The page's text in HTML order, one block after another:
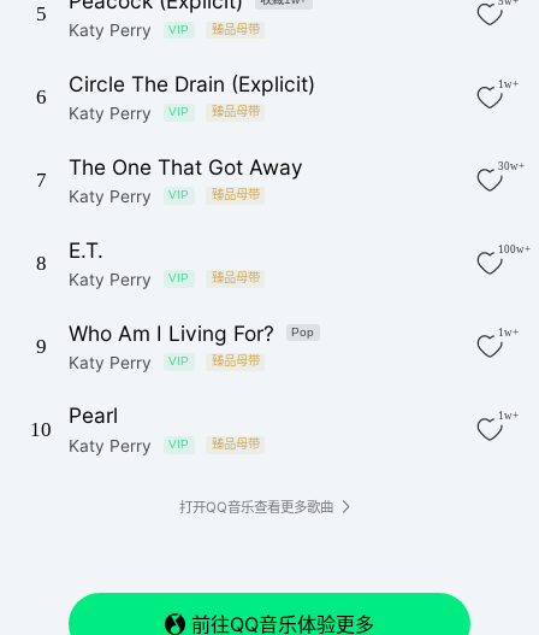
5
Katy Perry VIP 臻品母带
6
Circle The Drain (Explicit)
Katy Perry VIP 臻品母带
1w+
7
The One That Got Away
Katy Perry VIP 臻品母带
30w+
8
E.T.
Katy Perry VIP 臻品母带
100w+
9
Who Am I Living For? Pop
Katy Perry VIP 臻品母带
1w+
10
Pearl
Katy Perry VIP 臻品母带
1w+
打开QQ音乐查看更多歌曲
前往QQ音乐体验更多